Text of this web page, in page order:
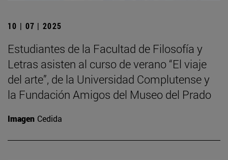
10 | 07 | 2025
Estudiantes de la Facultad de Filosofía y
Letras asisten al curso de verano “El viaje
del arte”, de la Universidad Complutense y
la Fundación Amigos del Museo del Prado
Imagen Cedida